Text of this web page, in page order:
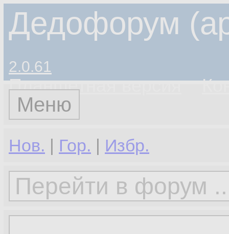
Дедофорум
2.0.61
Планшетная версия
Меню
Нов. | Гор. | Избр.